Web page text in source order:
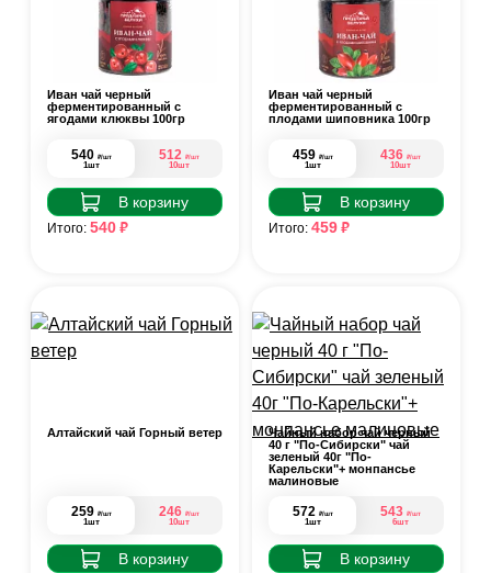
Иван чай черный
ферментированный с
ягодами клюквы 100гр
540 ₽/шт
1шт
512 ₽/шт
10шт
В корзину
Итого: 540₽
Иван чай черный
ферментированный с
плодами шиповника 100гр
459 ₽/шт
1шт
436 ₽/шт
10шт
В корзину
Итого: 459₽
Алтайский чай Горный ветер
259 ₽/шт
1шт
246 ₽/шт
10шт
В корзину
Чайный набор чай черный
40 г "По-Сибирски" чай
зеленый 40г "По-
Карельски"+ монпансье
малиновые
572 ₽/шт
1шт
543 ₽/шт
6шт
В корзину